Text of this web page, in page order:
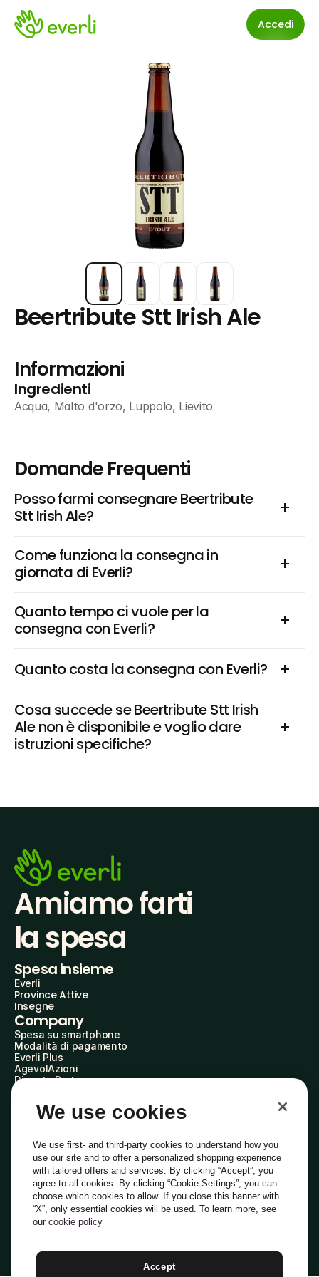
Accedi
Beertribute Stt Irish Ale
Informazioni
Ingredienti
Acqua, Malto d'orzo, Luppolo, Lievito
Domande Frequenti
Posso farmi consegnare Beertribute
Stt Irish Ale?
Come funziona la consegna in
giornata di Everli?
Quanto tempo ci vuole per la
consegna con Everli?
Quanto costa la consegna con Everli?
Cosa succede se Beertribute Stt Irish
Ale non è disponibile e voglio dare
istruzioni specifiche?
Amiamo farti
la spesa
Spesa insieme
Everli
Province Attive
Insegne
Company
Spesa su smartphone
Modalità di pagamento
Everli Plus
AgevolAzioni
Diventa Partner
Everli Shoppers
About Us
Everli News
Domande frequenti
Lavora con noi
Diventa Shopper
Investitori
PrivacyCookiePreferenze Cookie
Termini e CondizioniCodice Etico
Indirizzo PEC: everli@pec.it - indirizzo DPO: dpo@everli.com
Italiano
We use cookies
We use first- and third-party cookies to understand how you
use our site and to offer a personalized shopping experience
with tailored offers and services. By clicking “Accept”, you
agree to all cookies. By clicking “Cookie Settings”, you can
choose which cookies to allow. If you close this banner with
“X”, only essential cookies will be used. To learn more, see
our cookie policy
Accept